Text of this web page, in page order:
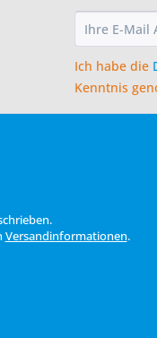
Ich habe die
Kenntnis
Versandinformationen.